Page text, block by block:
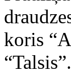
koris
“Talsis”.